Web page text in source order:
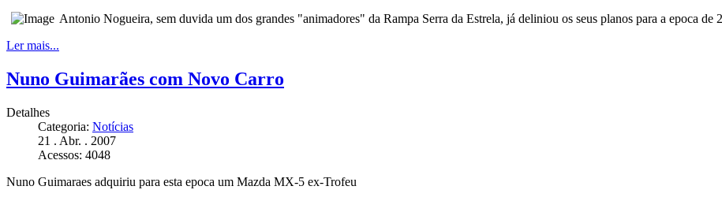
Antonio Nogueira, sem duvida um dos grandes "animadores" da Rampa Serra da Estrela, já deliniou os seus planos para a epoca de
Ler mais...
Nuno Guimarães com Novo Carro
Detalhes
Categoria: Notícias
21 . Abr. . 2007
Acessos: 4048
Nuno Guimaraes adquiriu para esta epoca um Mazda MX-5 ex-Trofeu